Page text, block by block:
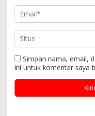
Simpan nama, email,
ini untuk komentar saya